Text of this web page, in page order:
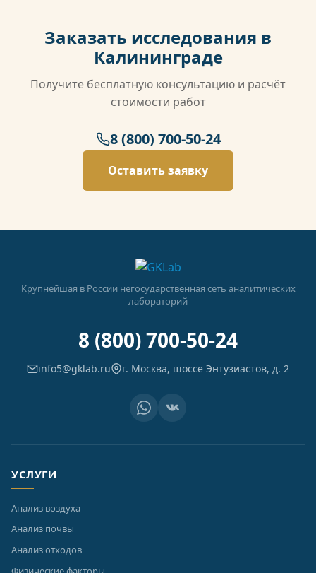
Заказать исследования в
Калининграде
Получите бесплатную консультацию и расчёт
стоимости работ
8 (800) 700-50-24
Оставить заявку
Крупнейшая в России негосударственная сеть аналитических
лабораторий
8 (800) 700-50-24
info5@gklab.ru г. Москва, шоссе Энтузиастов, д. 2
УСЛУГИ
Анализ воздуха
Анализ почвы
Анализ отходов